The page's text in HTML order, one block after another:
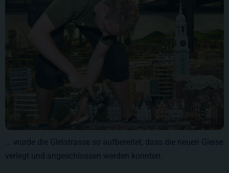
... wurde die Gleistrasse so aufbereitet, dass die neuen Gleise
verlegt und angeschlossen werden konnten.